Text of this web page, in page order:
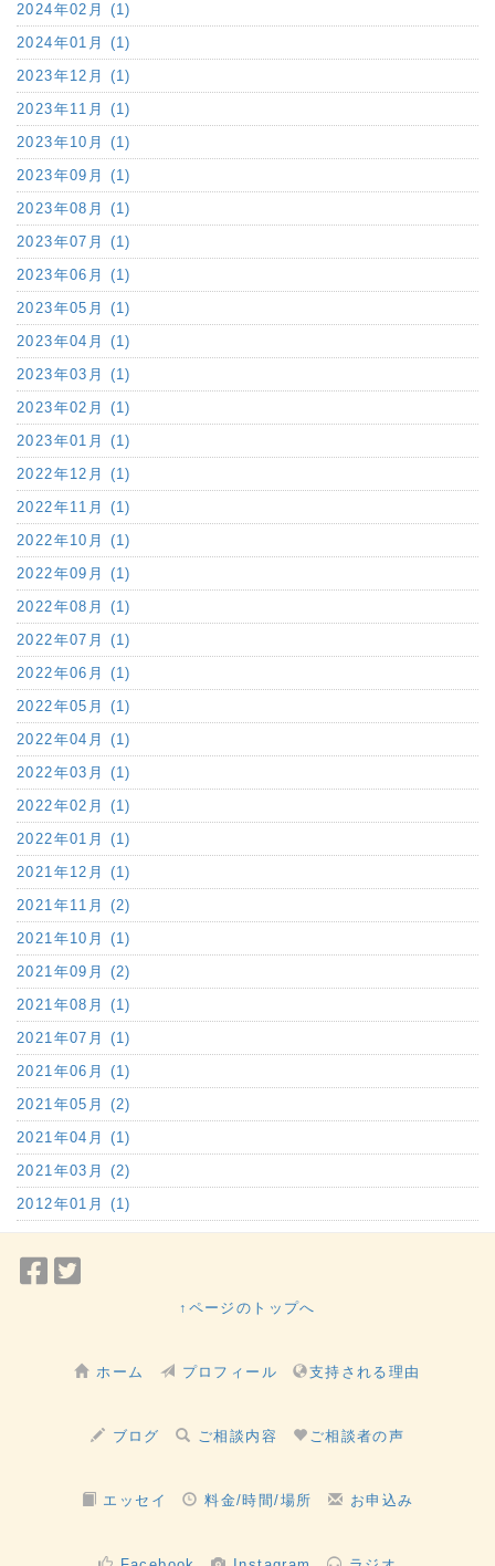
2024年02月 (1)
2024年01月 (1)
2023年12月 (1)
2023年11月 (1)
2023年10月 (1)
2023年09月 (1)
2023年08月 (1)
2023年07月 (1)
2023年06月 (1)
2023年05月 (1)
2023年04月 (1)
2023年03月 (1)
2023年02月 (1)
2023年01月 (1)
2022年12月 (1)
2022年11月 (1)
2022年10月 (1)
2022年09月 (1)
2022年08月 (1)
2022年07月 (1)
2022年06月 (1)
2022年05月 (1)
2022年04月 (1)
2022年03月 (1)
2022年02月 (1)
2022年01月 (1)
2021年12月 (1)
2021年11月 (2)
2021年10月 (1)
2021年09月 (2)
2021年08月 (1)
2021年07月 (1)
2021年06月 (1)
2021年05月 (2)
2021年04月 (1)
2021年03月 (2)
2012年01月 (1)
Facebook
ェ
↑ページのトップへ
ホーム プロフィール 支持される理由
ブログ ご相談内容 ご相談者の声
エッセイ 料金/時間/場所 お申込み